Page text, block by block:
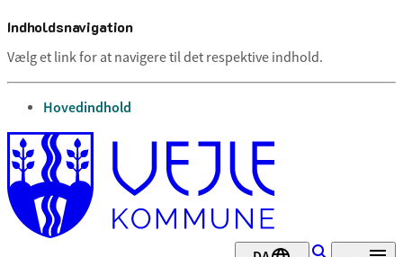
Indholdsnavigation
Vælg et link for at navigere til det respektive indhold.
gå til
Hovedindhold